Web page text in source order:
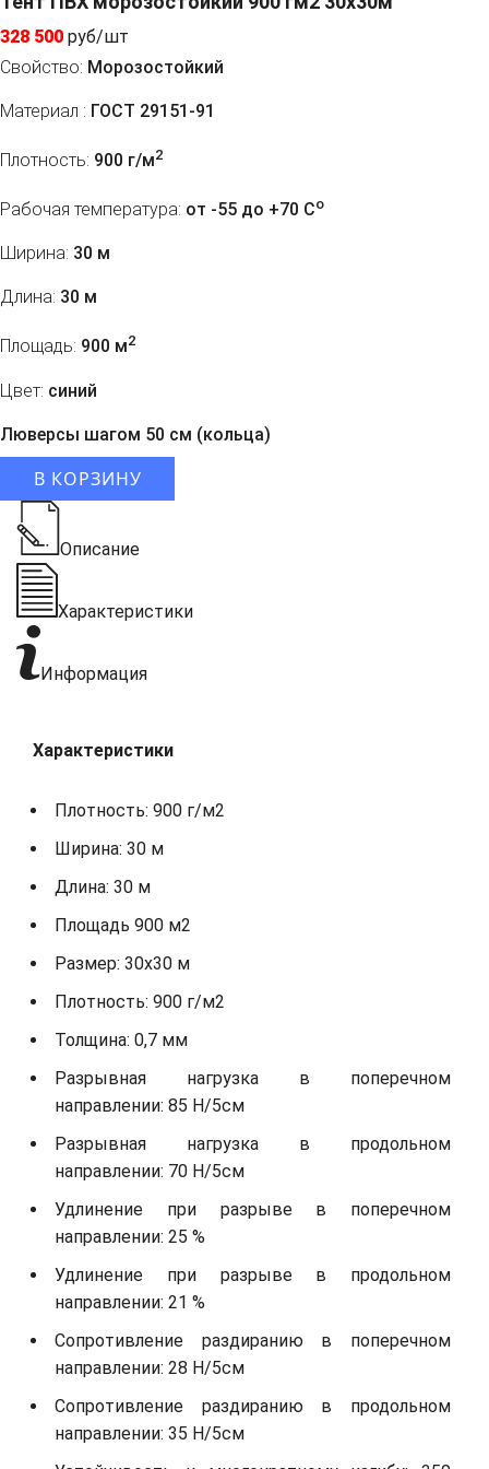
328 500 руб/шт
Свойство: Морозостойкий
Материал : ГОСТ 29151-91
Плотность: 900 г/м2
Рабочая температура: от -55 до +70 Co
Ширина: 30 м
Длина: 30 м
Площадь: 900 м2
Цвет: синий
Люверсы шагом 50 см (кольца)
В КОРЗИНУ
Описание
Характеристики
Информация
Характеристики
Плотность: 900 г/м2
Ширина: 30 м
Длина: 30 м
Площадь 900 м2
Размер: 30х30 м
Плотность: 900 г/м2
Толщина: 0,7 мм
Разрывная нагрузка в поперечном
направлении: 85 Н/5см
Разрывная нагрузка в продольном
направлении: 70 Н/5см
Удлинение при разрыве в поперечном
направлении: 25 %
Удлинение при разрыве в продольном
направлении: 21 %
Сопротивление раздиранию в поперечном
направлении: 28 Н/5см
Сопротивление раздиранию в продольном
направлении: 35 Н/5см